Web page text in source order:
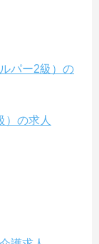
パー2級）の
）の求人